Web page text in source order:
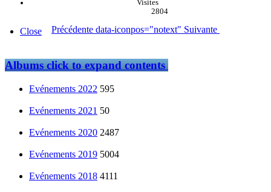
Visites
2804
Précédente data-iconpos="notext" Suivante
Close
Albumsclick to expand contents
Evénements 2022 595
Evénements 2021 50
Evénements 2020 2487
Evénements 2019 5004
Evénements 2018 4111